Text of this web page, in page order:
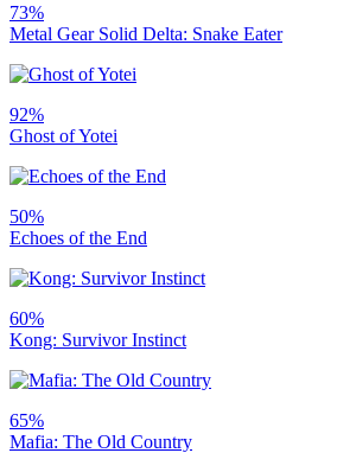
73%
Metal Gear Solid Delta: Snake Eater
92%
Ghost of Yotei
50%
Echoes of the End
60%
Kong: Survivor Instinct
65%
Mafia: The Old Country